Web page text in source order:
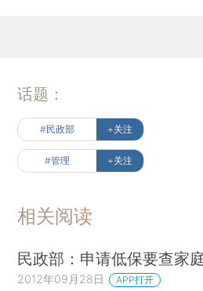
话题：
#民政部 +关注
#管理 +关注
相关阅读
民政部：申请低保要查家
2012年09月28日 APP打开